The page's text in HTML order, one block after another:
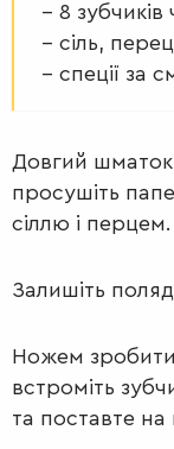
– 8 зубчиків
– сіль,
– спеції за
Довгий шматок
просушіть
сіллю і перцем.
Залишіть
Ножем зробити
встроміть
та поставте